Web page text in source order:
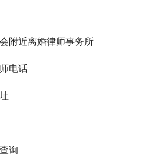
附近离婚律师事务所
电话
询